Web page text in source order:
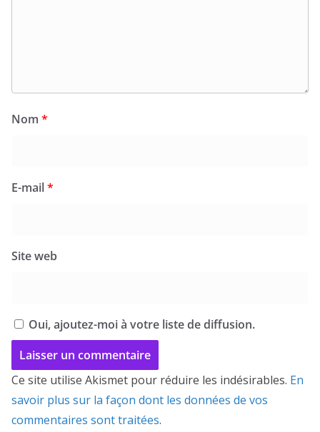
Nom *
E-mail*
Site web
Oui, ajoutez-moi à votre liste de diffusion.
Ce site utilise Akismet pour réduire les indésirables. En
savoir plus sur la façon dont les données de vos
commentaires sont traitées.